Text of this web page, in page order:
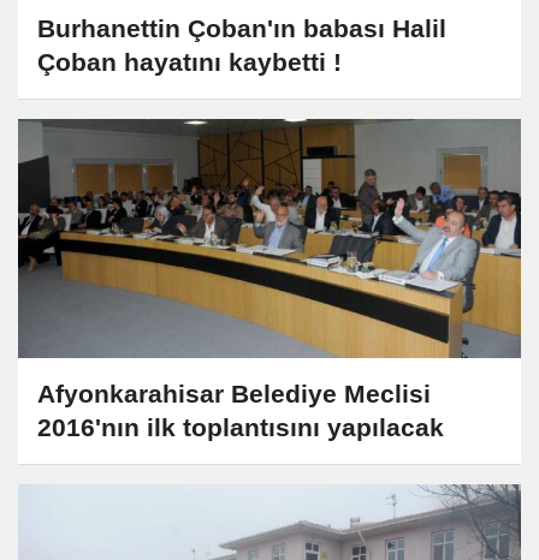
Burhanettin Çoban'ın babası Halil
Çoban hayatını kaybetti !
Afyonkarahisar Belediye Meclisi
2016'nın ilk toplantısını yapılacak